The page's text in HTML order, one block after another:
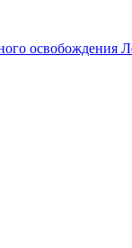
освобождения